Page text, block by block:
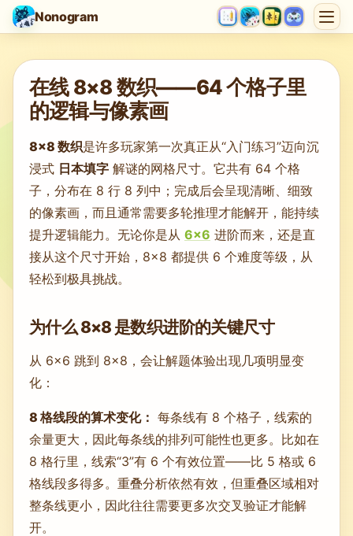
Nonogram
遊戲載入中…
在线 8×8 数织——64 个格子里
的逻辑与像素画
8×8 数织是许多玩家第一次真正从“入门练习”迈向沉
浸式 日本填字 解谜的网格尺寸。它共有 64 个格
子，分布在 8 行 8 列中；完成后会呈现清晰、细致
的像素画，而且通常需要多轮推理才能解开，能持续
提升逻辑能力。无论你是从 6×6 进阶而来，还是直
接从这个尺寸开始，8×8 都提供 6 个难度等级，从
轻松到极具挑战。
为什么 8×8 是数织进阶的关键尺寸
从 6×6 跳到 8×8，会让解题体验出现几项明显变
化：
8 格线段的算术变化： 每条线有 8 个格子，线索的
余量更大，因此每条线的排列可能性也更多。比如在
8 格行里，线索“3”有 6 个有效位置——比 5 格或 6
格线段多得多。重叠分析依然有效，但重叠区域相对
整条线更小，因此往往需要更多次交叉验证才能解
开。